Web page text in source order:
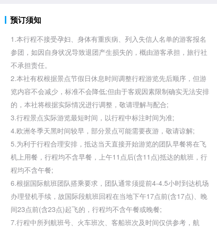
预订须知
1.本行程不接受孕妇、身体有重疾病、列入失信人名单的游客报名
参团，如因自身状况导致退团产生损失的，概由游客承担， 旅行社
不承担责任。
2.本社有权根据景点节假日休息时间调整行程游览先后顺序，但游
览内容不会减少，标准不会降低;但由于客观因素限制确实无法安排
的，本社将根据实际情况进行调整，敬请理解与配合;
3.行程景点实际游览最短时间，以行程中标注时间为准;
4.欧洲冬季天黑时间较早，部分景点可能需要夜游，敬请谅解;
5.为利于行程合理安排，抵达当天直接开始游览的团队早餐将在飞
机上用餐，行程均不含早餐，上午11点后(含11点)抵达的航班，行
程均不含午餐;
6.根据国际航班团队搭乘要求，团队通常须提前4-4.5小时到达机场
办理登机手续，故国际段航班回程在当地下午17点前(含17点)、晚
间23点前(含23点)起飞的，行程均不含午餐或晚餐;
7.行程中所列航班号、火车班次、客船班次及时间仅供参考，航